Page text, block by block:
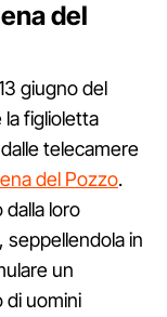
del
giugno del
figlioletta
telecamere
del Pozzo.
dalla loro
seppellendola in
un
di uomini